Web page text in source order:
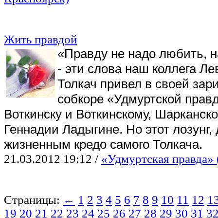
Жить правдой
«Правду не надо любить,
- эти слова наш коллега
Толкач привел в своей
собкоре «Удмуртской
Воткинску и Воткинскому,
Геннадии Ладыгине. Но этот
жизненным кредо самого Толкача.
21.03.2012 19:12 / «Удмуртская правда»
Страницы: ← 1 2 3 4 5 6 7 8 9 10 11 12
19 20 21 22 23 24 25 26 27 28 29 30 31